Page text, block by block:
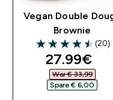
Vegan Double
Brownie
4.5 out of 5 stars
(20)
27.99€‎
War € 33,99‎
Spare € 6,00‎